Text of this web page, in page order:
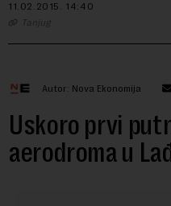
11.02.2015. 14:40
Tanjug
Autor: Nova Ekonomija
Uskoro prvi
aerodroma u